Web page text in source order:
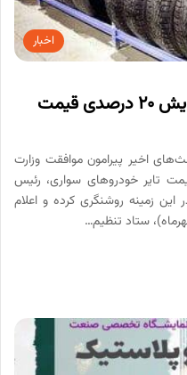
اخبار
ستاد تنظیم بازار با افزایش ۲۰ درصدی قیمت
اخیر پیرامون موافقت وزارت
۲۰ درصدی قیمت تایر خودروهای سواری، رئیس
این زمینه روشنگری کرده و اعلام